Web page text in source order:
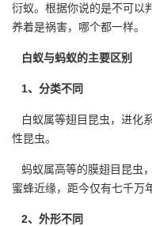
衍蚁。根据你说的是不可以
养着是祸害，哪个都一样。
白蚁与蚂蚁的主要区别
1、分类不同
白蚁属等翅目昆虫，进化
性昆虫。
蚂蚁属高等的膜翅目昆虫
蜜蜂近缘，距今仅有七千万
2、外形不同